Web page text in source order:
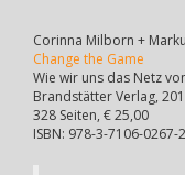
Corinna Milborn +
Change the Game
Wie wir uns das Netz
Brandstätter Verlag,
328 Seiten, € 25,00
ISBN: 978-3-7106-0267-2